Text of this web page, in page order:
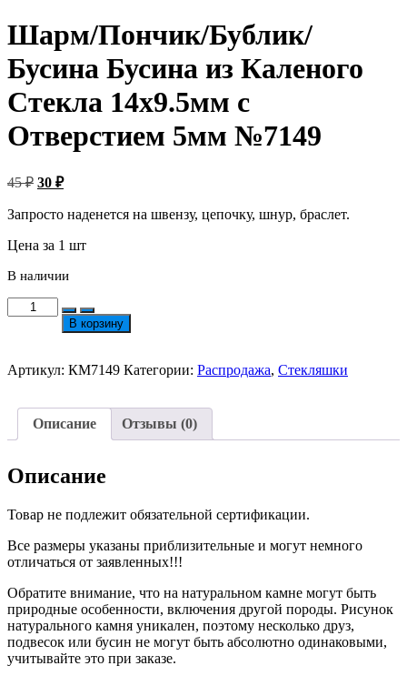
Шарм/Пончик/Бублик/
Бусина Бусина из Каленого
Стекла 14х9.5мм с
Отверстием 5мм №7149
45₽ Первоначальная
составляла
30 ₽Текущая
30 ₽.
Запросто наденется на швензу, цепочку, шнур, браслет.
Цена за 1 шт
В наличии
Количество
товара
Бублик/
Каленого
14х9.5мм
с
5мм
В корзину
Артикул: КМ7149 Категории: Распродажа, Стекляшки
Описание Отзывы (0)
Описание
Товар не подлежит обязательной сертификации.
Все размеры указаны приблизительные и могут немного
отличаться от заявленных!!!
Обратите внимание, что на натуральном камне могут быть
природные особенности, включения другой породы. Рисунок
натурального камня уникален, поэтому несколько друз,
подвесок или бусин не могут быть абсолютно одинаковыми,
учитывайте это при заказе.